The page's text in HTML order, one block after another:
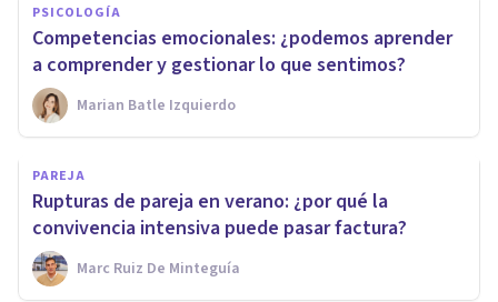
PSICOLOGÍA
Competencias emocionales: ¿podemos aprender
a comprender y gestionar lo que sentimos?
Marian Batle Izquierdo
PAREJA
Rupturas de pareja en verano: ¿por qué la
convivencia intensiva puede pasar factura?
Marc Ruiz De Minteguía